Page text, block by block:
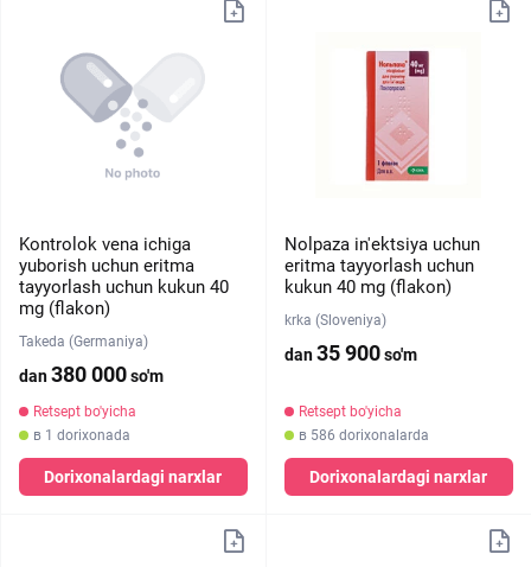
Kontrolok vena ichiga
yuborish uchun eritma
tayyorlash uchun kukun 40
mg (flakon)
Takeda (Germaniya)
dan380 000so'm
Retsept bo'yicha
в 1 dorixonada
Dorixonalardagi narxlar
Nolpaza in'ektsiya uchun
eritma tayyorlash uchun
kukun 40 mg (flakon)
krka (Sloveniya)
dan35 900so'm
Retsept bo'yicha
в 586 dorixonalarda
Dorixonalardagi narxlar